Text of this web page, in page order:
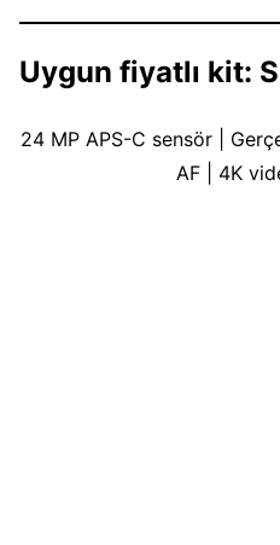
Uygun fiyatlı kit:
24 MP APS-C sensör |
AF | 4K